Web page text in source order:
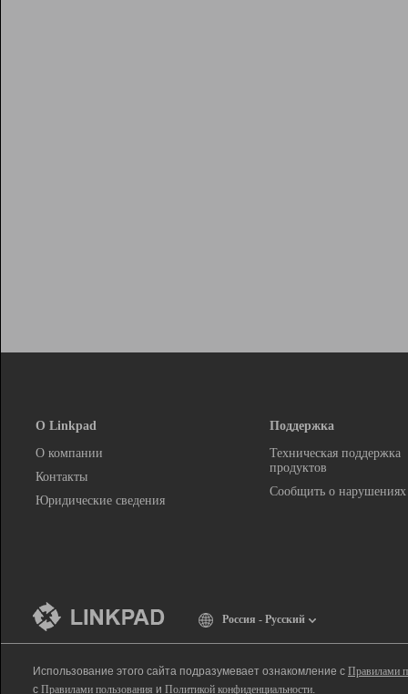
О Linkpad
О компании
Контакты
Юридические сведения
Поддержка
Техническая поддержка
продуктов
Сообщить о нарушениях
Россия - Русский
Использование этого сайта подразумевает ознакомление с Правилами
с Правилами пользования и Политикой конфиденциальности.